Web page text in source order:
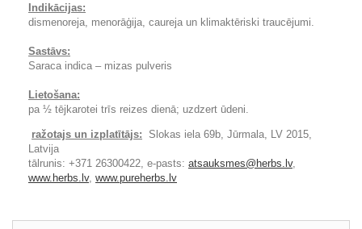
Indikācijas:
dismenoreja, menorāģija, caureja un klimaktēriski traucējumi.
Sastāvs:
Saraca indica – mizas pulveris
Lietošana:
pa ½ tējkarotei trīs reizes dienā; uzdzert ūdeni.
ražotajs un izplatītājs: Slokas iela 69b, Jūrmala, LV 2015,
Latvija
tālrunis: +371 26300422, e-pasts: atsauksmes@herbs.lv,
www.herbs.lv, www.pureherbs.lv